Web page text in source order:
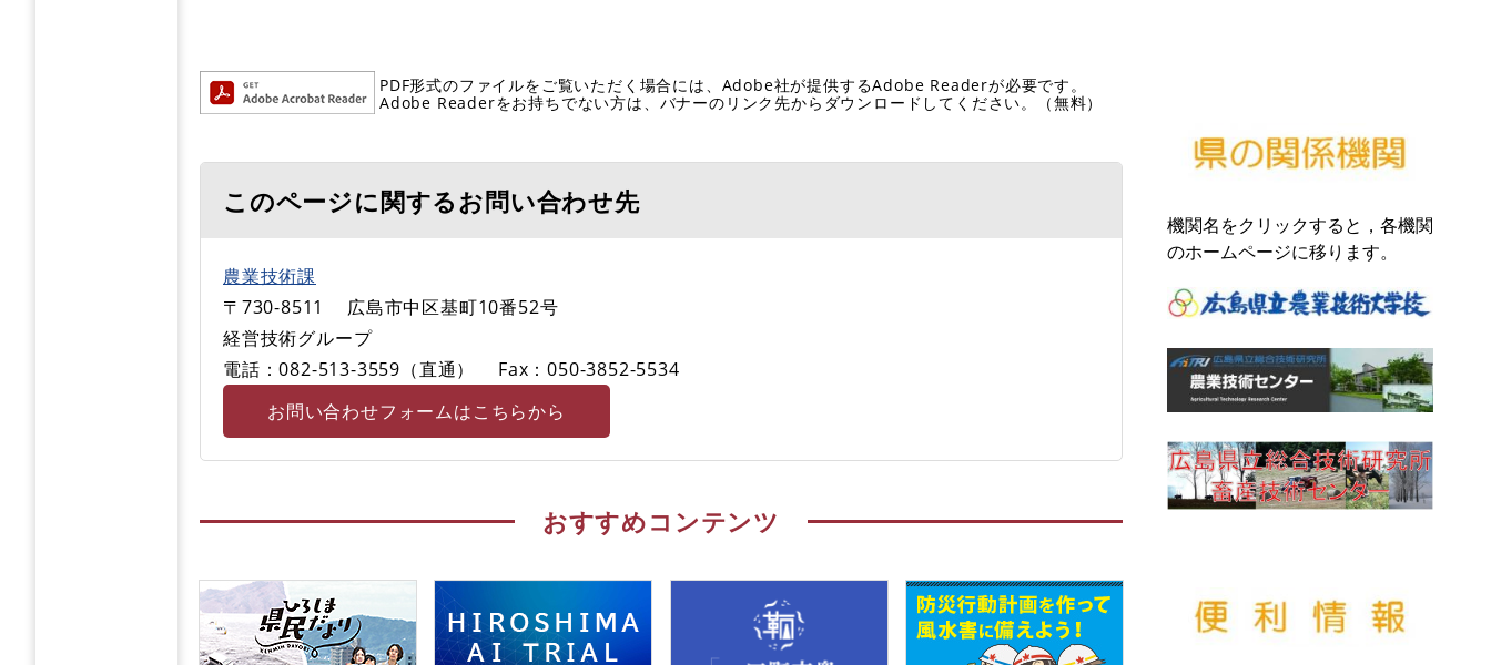
PDF形式のファイルをご覧いただく場合には、Adobe社が提供するAdobe Readerが必要です。
Adobe Readerをお持ちでない方は、バナーのリンク先からダウンロードしてください。（無料）
このページに関するお問い合わせ先
農業技術課
〒730-8511
広島市中区基町10番52号
経営技術グループ
電話：082-513-3559（直通）
Fax：050-3852-5534
お問い合わせフォームはこちらから
おすすめコンテンツ
機関名をクリックすると，各機関
のホームページに移ります。